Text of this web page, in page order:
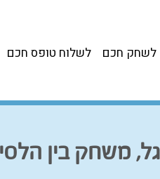
לשלוח טופס חכם לשחק חכם
משחק בין